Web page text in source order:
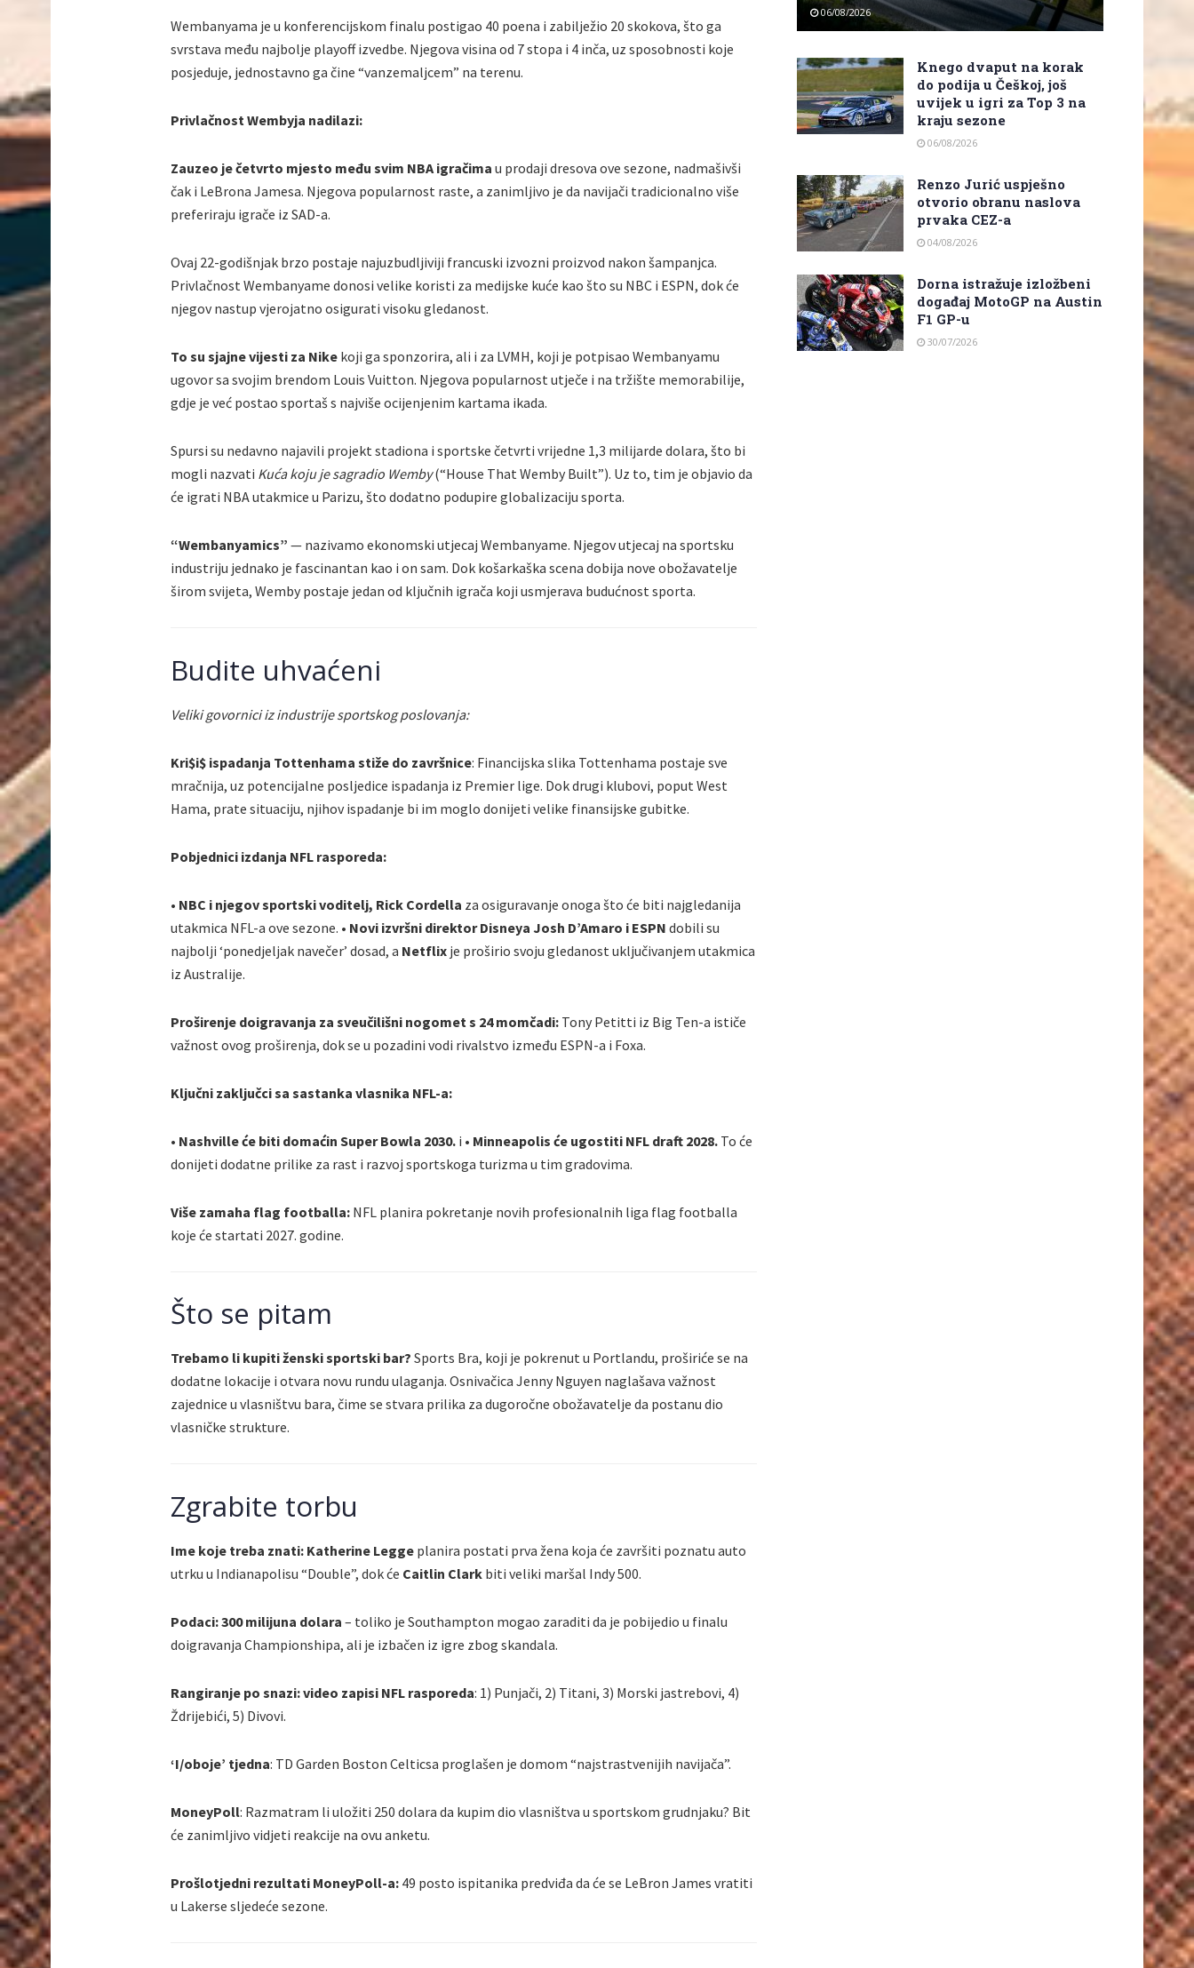
Wembanyama je u konferencijskom finalu postigao 40 poena i zabilježio 20 skokova, što ga
svrstava među najbolje playoff izvedbe. Njegova visina od 7 stopa i 4 inča, uz sposobnosti koje
posjeduje, jednostavno ga čine “vanzemaljcem” na terenu.
Privlačnost Wembyja nadilazi:
Zauzeo je četvrto mjesto među svim NBA igračima u prodaji dresova ove sezone, nadmašivši
čak i LeBrona Jamesa. Njegova popularnost raste, a zanimljivo je da navijači tradicionalno više
preferiraju igrače iz SAD-a.
Ovaj 22-godišnjak brzo postaje najuzbudljiviji francuski izvozni proizvod nakon šampanjca.
Privlačnost Wembanyame donosi velike koristi za medijske kuće kao što su NBC i ESPN, dok će
njegov nastup vjerojatno osigurati visoku gledanost.
To su sjajne vijesti za Nike koji ga sponzorira, ali i za LVMH, koji je potpisao Wembanyamu
ugovor sa svojim brendom Louis Vuitton. Njegova popularnost utječe i na tržište memorabilije,
gdje je već postao sportaš s najviše ocijenjenim kartama ikada.
Spursi su nedavno najavili projekt stadiona i sportske četvrti vrijedne 1,3 milijarde dolara, što bi
mogli nazvati Kuća koju je sagradio Wemby(“House That Wemby Built”). Uz to, tim je objavio da
će igrati NBA utakmice u Parizu, što dodatno podupire globalizaciju sporta.
“Wembanyamics” — nazivamo ekonomski utjecaj Wembanyame. Njegov utjecaj na sportsku
industriju jednako je fascinantan kao i on sam. Dok košarkaška scena dobija nove obožavatelje
širom svijeta, Wemby postaje jedan od ključnih igrača koji usmjerava budućnost sporta.
Budite uhvaćeni
Veliki govornici iz industrije sportskog poslovanja:
Kri$i$ ispadanja Tottenhama stiže do završnice: Financijska slika Tottenhama postaje sve
mračnija, uz potencijalne posljedice ispadanja iz Premier lige. Dok drugi klubovi, poput West
Hama, prate situaciju, njihov ispadanje bi im moglo donijeti velike finansijske gubitke.
Pobjednici izdanja NFL rasporeda:
• NBC i njegov sportski voditelj, Rick Cordella za osiguravanje onoga što će biti najgledanija
utakmica NFL-a ove sezone. • Novi izvršni direktor Disneya Josh D’Amaro i ESPN dobili su
najbolji ‘ponedjeljak navečer’ dosad, a Netflix je proširio svoju gledanost uključivanjem utakmica
iz Australije.
Proširenje doigravanja za sveučilišni nogomet s 24 momčadi: Tony Petitti iz Big Ten-a ističe
važnost ovog proširenja, dok se u pozadini vodi rivalstvo između ESPN-a i Foxa.
Ključni zaključci sa sastanka vlasnika NFL-a:
• Nashville će biti domaćin Super Bowla 2030. i • Minneapolis će ugostiti NFL draft 2028. To će
donijeti dodatne prilike za rast i razvoj sportskoga turizma u tim gradovima.
Više zamaha flag footballa: NFL planira pokretanje novih profesionalnih liga flag footballa
koje će startati 2027. godine.
Što se pitam
Trebamo li kupiti ženski sportski bar? Sports Bra, koji je pokrenut u Portlandu, proširiće se na
dodatne lokacije i otvara novu rundu ulaganja. Osnivačica Jenny Nguyen naglašava važnost
zajednice u vlasništvu bara, čime se stvara prilika za dugoročne obožavatelje da postanu dio
vlasničke strukture.
Zgrabite torbu
Ime koje treba znati: Katherine Legge planira postati prva žena koja će završiti poznatu auto
utrku u Indianapolisu “Double”, dok će Caitlin Clark biti veliki maršal Indy 500.
Podaci: 300 milijuna dolara – toliko je Southampton mogao zaraditi da je pobijedio u finalu
doigravanja Championshipa, ali je izbačen iz igre zbog skandala.
Rangiranje po snazi: video zapisi NFL rasporeda: 1) Punjači, 2) Titani, 3) Morski jastrebovi, 4)
Ždrijebići, 5) Divovi.
‘I/oboje’ tjedna: TD Garden Boston Celticsa proglašen je domom “najstrastvenijih navijača”.
MoneyPoll: Razmatram li uložiti 250 dolara da kupim dio vlasništva u sportskom grudnjaku? Bit
će zanimljivo vidjeti reakcije na ovu anketu.
Prošlotjedni rezultati MoneyPoll-a: 49 posto ispitanika predviđa da će se LeBron James vratiti
u Lakerse sljedeće sezone.
06/08/2026
Knego dvaput na korak
do podija u Češkoj, još
uvijek u igri za Top 3 na
kraju sezone
06/08/2026
Renzo Jurić uspješno
otvorio obranu naslova
prvaka CEZ-a
04/08/2026
Dorna istražuje izložbeni
događaj MotoGP na Austin
F1 GP-u
30/07/2026